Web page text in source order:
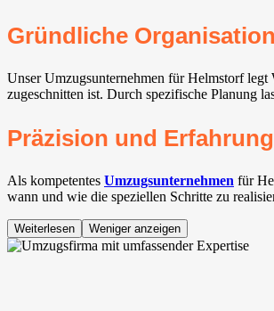
Gründliche
Unser Umzugsunternehmen für Helmstorf
zugeschnitten ist. Durch spezifische Planung
Präzision und Erfahrung
Als kompetentes Umzugsunternehmen für
wann und wie die speziellen Schritte zu
Weiterlesen Weniger anzeigen